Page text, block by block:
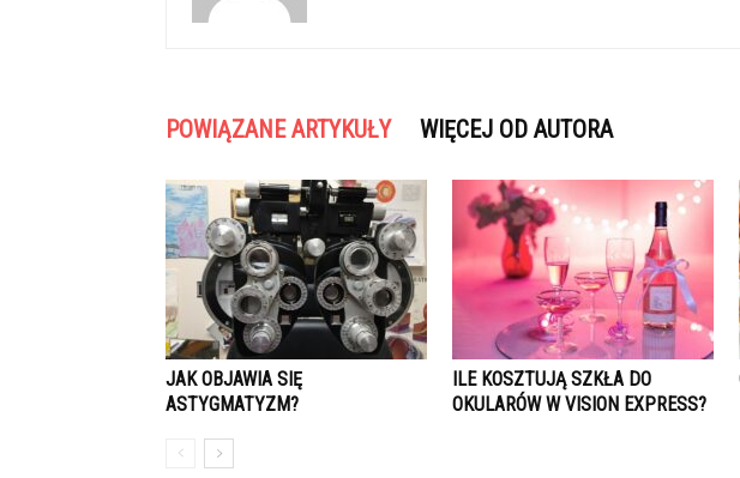
POWIĄZANE ARTYKUŁY WIĘCEJ OD AUTORA
JAK OBJAWIA SIĘ
ASTYGMATYZM?
ILE KOSZTUJĄ SZKŁA DO
OKULARÓW W VISION EXPRESS?